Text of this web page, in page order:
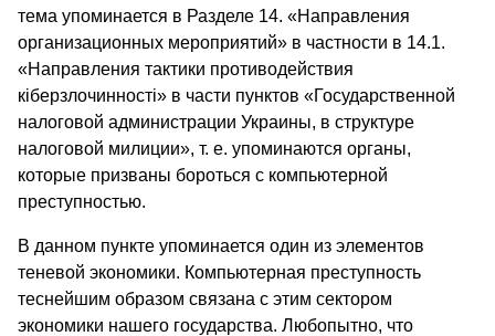
тема упоминается в Разделе 14. «Направления
организационных мероприятий» в частности в 14.1.
«Направления тактики противодействия
кіберзлочинності» в части пунктов «Государственной
налоговой администрации Украины, в структуре
налоговой милиции», т. е. упоминаются органы,
которые призваны бороться с компьютерной
преступностью.
В данном пункте упоминается один из элементов
теневой экономики. Компьютерная преступность
теснейшим образом связана с этим сектором
экономики нашего государства. Любопытно, что